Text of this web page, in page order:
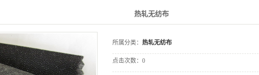
热轧无纺布
所属分类： 热轧无纺布
点击次数： 0